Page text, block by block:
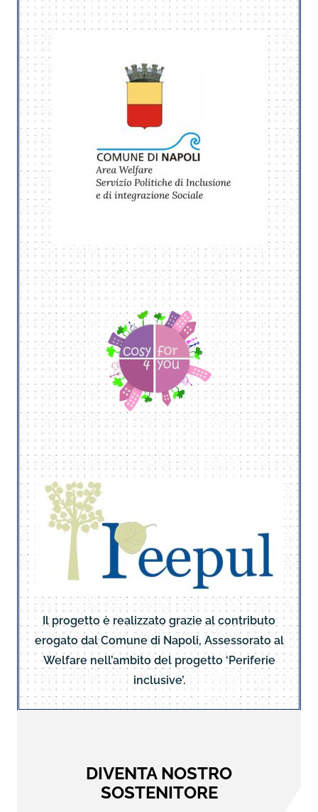
Il progetto è realizzato grazie al contributo
erogato dal Comune di Napoli, Assessorato al
Welfare nell’ambito del progetto ‘Periferie
inclusive’.
DIVENTA NOSTRO
SOSTENITORE